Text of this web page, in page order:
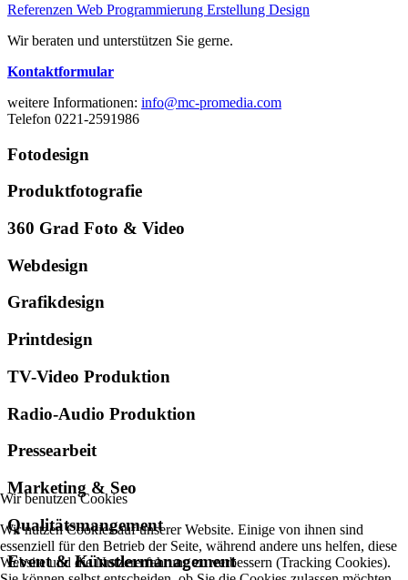
Referenzen Web Programmierung Erstellung Design
Wir beraten und unterstützen Sie gerne.
Kontaktformular
weitere Informationen: info@mc-promedia.com
Telefon 0221-2591986
Fotodesign
Produktfotografie
360 Grad Foto & Video
Webdesign
Grafikdesign
Printdesign
TV-Video Produktion
Radio-Audio Produktion
Pressearbeit
Marketing & Seo
Qualitätsmangement
Event & Künstlermanagement
Wir benutzen Cookies
Wir nutzen Cookies auf unserer Website. Einige von ihnen sind
essenziell für den Betrieb der Seite, während andere uns helfen, diese
Website und die Nutzererfahrung zu verbessern (Tracking Cookies).